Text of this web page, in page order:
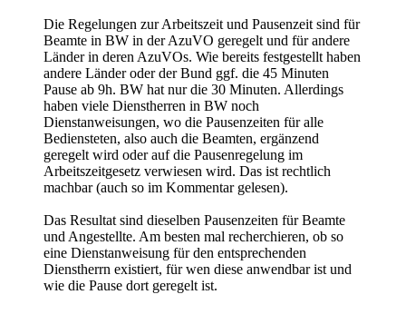
Die Regelungen zur Arbeitszeit und Pausenzeit sind für
Beamte in BW in der AzuVO geregelt und für andere
Länder in deren AzuVOs. Wie bereits festgestellt haben
andere Länder oder der Bund ggf. die 45 Minuten
Pause ab 9h. BW hat nur die 30 Minuten. Allerdings
haben viele Dienstherren in BW noch
Dienstanweisungen, wo die Pausenzeiten für alle
Bediensteten, also auch die Beamten, ergänzend
geregelt wird oder auf die Pausenregelung im
Arbeitszeitgesetz verwiesen wird. Das ist rechtlich
machbar (auch so im Kommentar gelesen).
Das Resultat sind dieselben Pausenzeiten für Beamte
und Angestellte. Am besten mal recherchieren, ob so
eine Dienstanweisung für den entsprechenden
Dienstherrn existiert, für wen diese anwendbar ist und
wie die Pause dort geregelt ist.